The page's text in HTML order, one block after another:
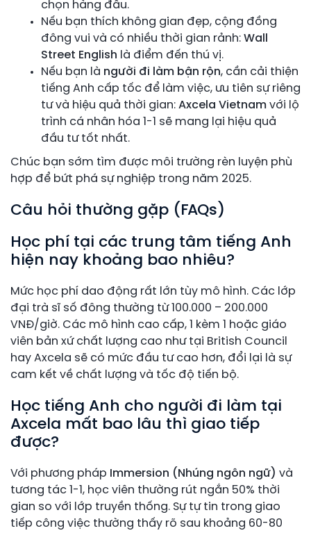
chọn hàng đầu.
Nếu bạn thích không gian đẹp, cộng đồng
đông vui và có nhiều thời gian rảnh: Wall
Street English là điểm đến thú vị.
Nếu bạn là người đi làm bận rộn, cần cải thiện
tiếng Anh cấp tốc để làm việc, ưu tiên sự riêng
tư và hiệu quả thời gian: Axcela Vietnam với lộ
trình cá nhân hóa 1-1 sẽ mang lại hiệu quả
đầu tư tốt nhất.
Chúc bạn sớm tìm được môi trường rèn luyện phù
hợp để bứt phá sự nghiệp trong năm 2025.
Câu hỏi thường gặp (FAQs)
Học phí tại các trung tâm tiếng Anh
hiện nay khoảng bao nhiêu?
Mức học phí dao động rất lớn tùy mô hình. Các lớp
đại trà sĩ số đông thường từ 100.000 – 200.000
VNĐ/giờ. Các mô hình cao cấp, 1 kèm 1 hoặc giáo
viên bản xứ chất lượng cao như tại British Council
hay Axcela sẽ có mức đầu tư cao hơn, đổi lại là sự
cam kết về chất lượng và tốc độ tiến bộ.
Học tiếng Anh cho người đi làm tại
Axcela mất bao lâu thì giao tiếp
được?
Với phương pháp Immersion (Nhúng ngôn ngữ) và
tương tác 1-1, học viên thường rút ngắn 50% thời
gian so với lớp truyền thống. Sự tự tin trong giao
tiếp công việc thường thấy rõ sau khoảng 60-80